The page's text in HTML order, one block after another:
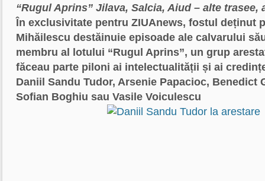
“Rugul Aprins” Jilava, Salcia, Aiud – alte trasee,
În exclusivitate pentru ZIUAnews, fostul deținut
Mihăilescu destăinuie episoade ale calvarului
membru al lotului “Rugul Aprins”, un grup
făceau parte piloni ai intelectualității și ai
Daniil Sandu Tudor, Arsenie Papacioc, Benedict
Sofian Boghiu sau Vasile Voiculescu